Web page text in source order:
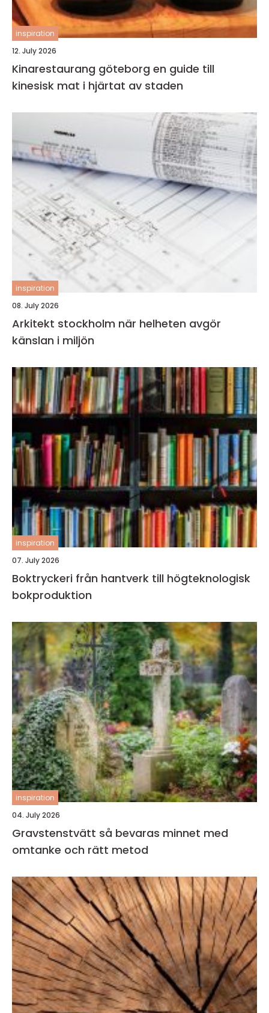
inspiration
12. July 2026
Kinarestaurang göteborg en guide till
kinesisk mat i hjärtat av staden
inspiration
08. July 2026
Arkitekt stockholm när helheten avgör
känslan i miljön
inspiration
07. July 2026
Boktryckeri från hantverk till högteknologisk
bokproduktion
inspiration
04. July 2026
Gravstenstvätt så bevaras minnet med
omtanke och rätt metod